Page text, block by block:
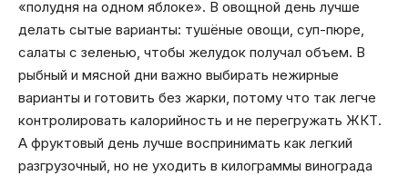
«полудня на одном яблоке». В овощной день лучше
делать сытые варианты: тушёные овощи, суп-пюре,
салаты с зеленью, чтобы желудок получал объем. В
рыбный и мясной дни важно выбирать нежирные
варианты и готовить без жарки, потому что так легче
контролировать калорийность и не перегружать ЖКТ.
А фруктовый день лучше воспринимать как легкий
разгрузочный, но не уходить в килограммы винограда